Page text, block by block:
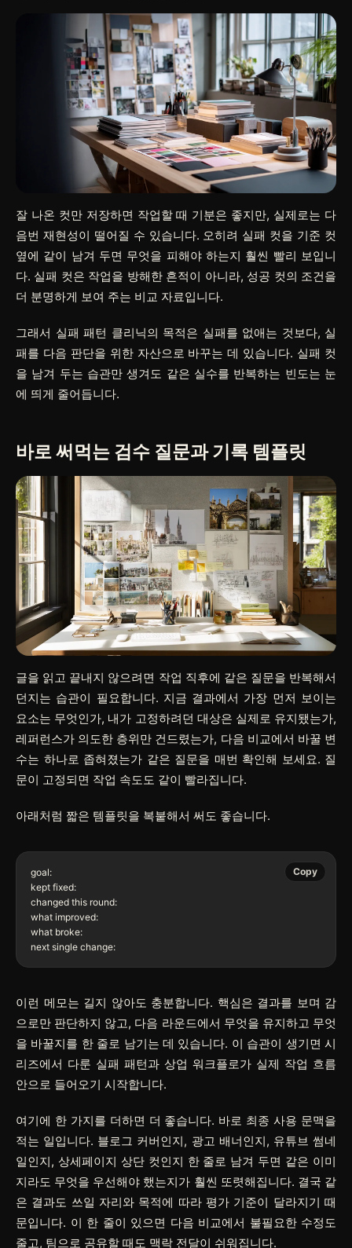
잘 나온 컷만 저장하면 작업할 때 기분은 좋지만, 실제로는 다
음번 재현성이 떨어질 수 있습니다. 오히려 실패 컷을 기준 컷
옆에 같이 남겨 두면 무엇을 피해야 하는지 훨씬 빨리 보입니
다. 실패 컷은 작업을 방해한 흔적이 아니라, 성공 컷의 조건을
더 분명하게 보여 주는 비교 자료입니다.
그래서 실패 패턴 클리닉의 목적은 실패를 없애는 것보다, 실
패를 다음 판단을 위한 자산으로 바꾸는 데 있습니다. 실패 컷
을 남겨 두는 습관만 생겨도 같은 실수를 반복하는 빈도는 눈
에 띄게 줄어듭니다.
바로 써먹는 검수 질문과 기록 템플릿
글을 읽고 끝내지 않으려면 작업 직후에 같은 질문을 반복해서
던지는 습관이 필요합니다. 지금 결과에서 가장 먼저 보이는
요소는 무엇인가, 내가 고정하려던 대상은 실제로 유지됐는가,
레퍼런스가 의도한 층위만 건드렸는가, 다음 비교에서 바꿀 변
수는 하나로 좁혀졌는가 같은 질문을 매번 확인해 보세요. 질
문이 고정되면 작업 속도도 같이 빨라집니다.
아래처럼 짧은 템플릿을 복붙해서 써도 좋습니다.
goal:
kept fixed:
changed this round:
what improved:
what broke:
Copy
이런 메모는 길지 않아도 충분합니다. 핵심은 결과를 보며 감
으로만 판단하지 않고, 다음 라운드에서 무엇을 유지하고 무엇
을 바꿀지를 한 줄로 남기는 데 있습니다. 이 습관이 생기면 시
리즈에서 다룬 실패 패턴과 상업 워크플로가 실제 작업 흐름
안으로 들어오기 시작합니다.
여기에 한 가지를 더하면 더 좋습니다. 바로 최종 사용 문맥을
적는 일입니다. 블로그 커버인지, 광고 배너인지, 유튜브 썸네
일인지, 상세페이지 상단 컷인지 한 줄로 남겨 두면 같은 이미
지라도 무엇을 우선해야 했는지가 훨씬 또렷해집니다. 결국 같
은 결과도 쓰일 자리와 목적에 따라 평가 기준이 달라지기 때
문입니다. 이 한 줄이 있으면 다음 비교에서 불필요한 수정도
줄고, 팀으로 공유할 때도 맥락 전달이 쉬워집니다.